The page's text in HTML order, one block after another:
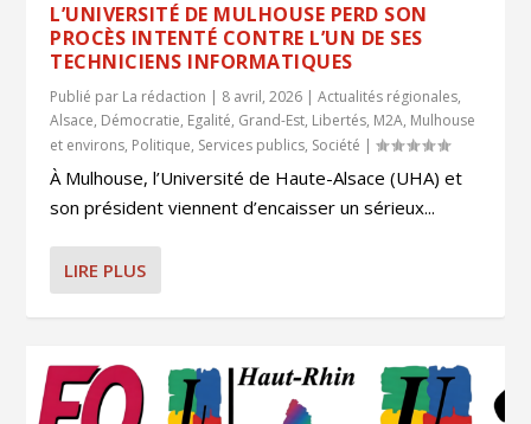
L’UNIVERSITÉ DE MULHOUSE PERD SON
PROCÈS INTENTÉ CONTRE L’UN DE SES
TECHNICIENS INFORMATIQUES
Publié par La rédaction | 8 avril, 2026 |Actualités régionales,
Alsace, Démocratie, Egalité, Grand-Est, Libertés, M2A, Mulhouse
et environs, Politique, Services publics, Société |
À Mulhouse, l’Université de Haute-Alsace (UHA) et
son président viennent d’encaisser un sérieux...
LIRE PLUS